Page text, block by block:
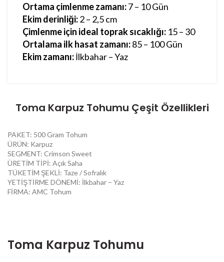
Ortama çimlenme zamanı:7 – 10 Gün
Ekim derinliği:2 – 2,5 cm
Çimlenme için ideal toprak sıcaklığı: 15 – 30
Ortalama ilk hasat zamanı:85 – 100 Gün
Ekim zamanı:İlkbahar – Yaz
Toma Karpuz Tohumu Çeşit Özellikleri
PAKET: 500 Gram Tohum
ÜRÜN: Karpuz
SEGMENT: Crimson Sweet
ÜRETİM TİPİ: Açık Saha
TÜKETİM ŞEKLİ: Taze / Sofralık
YETİŞTİRME DÖNEMİ: İlkbahar – Yaz
FİRMA: AMC Tohum
Toma Karpuz Tohumu